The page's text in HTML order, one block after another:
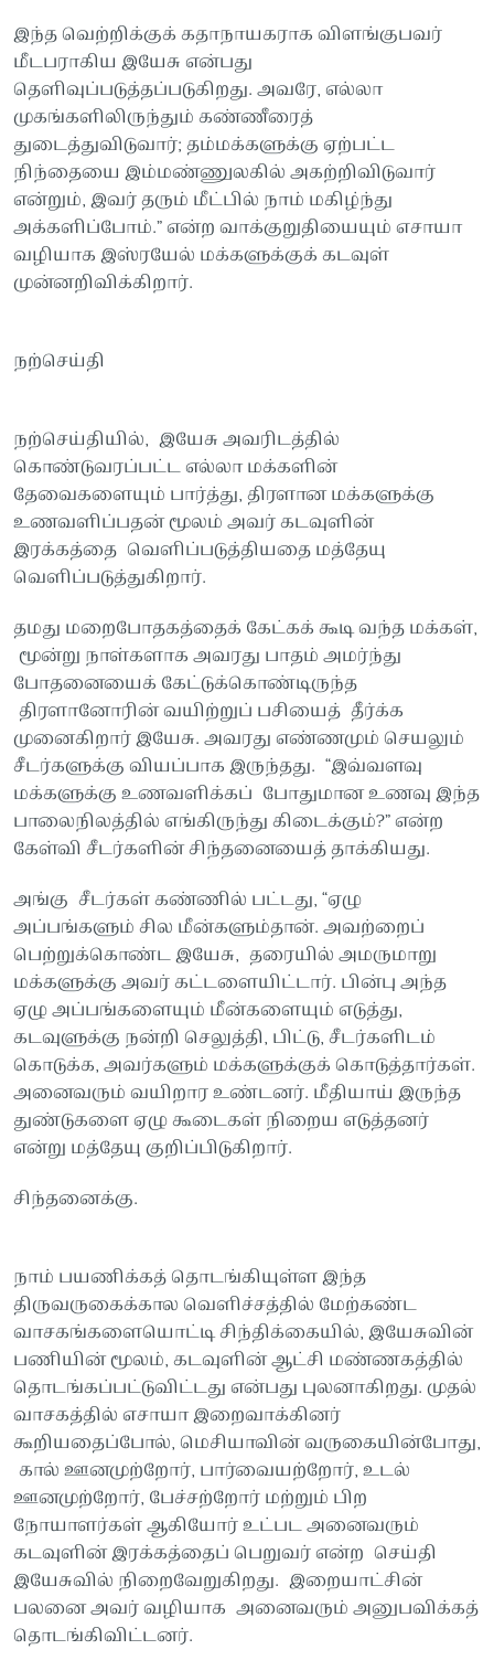
இந்த வெற்றிக்குக் கதாநாயகராக விளங்குபவர்
மீடபராகிய இயேசு என்பது
தெளிவுப்படுத்தப்படுகிறது. அவரே, எல்லா
முகங்களிலிருந்தும் கண்ணீரைத்
துடைத்துவிடுவார்; தம்மக்களுக்கு ஏற்பட்ட
நிந்தையை இம்மண்ணுலகில் அகற்றிவிடுவார்
என்றும், இவர் தரும் மீட்பில் நாம் மகிழ்ந்து
அக்களிப்போம்.” என்ற வாக்குறுதியையும் எசாயா
வழியாக இஸ்ரயேல் மக்களுக்குக் கடவுள்
முன்னறிவிக்கிறார்.
நற்செய்தி
நற்செய்தியில், இயேசு அவரிடத்தில்
கொண்டுவரப்பட்ட எல்லா மக்களின்
தேவைகளையும் பார்த்து, திரளான மக்களுக்கு
உணவளிப்பதன் மூலம் அவர் கடவுளின்
இரக்கத்தை வெளிப்படுத்தியதை மத்தேயு
வெளிப்படுத்துகிறார்.
தமது மறைபோதகத்தைக் கேட்கக் கூடி வந்த மக்கள்,
மூன்று நாள்களாக அவரது பாதம் அமர்ந்து
போதனையைக் கேட்டுக்கொண்டிருந்த
திரளானோரின் வயிற்றுப் பசியைத் தீர்க்க
முனைகிறார் இயேசு. அவரது எண்ணமும் செயலும்
சீடர்களுக்கு வியப்பாக இருந்தது. “இவ்வளவு
மக்களுக்கு உணவளிக்கப் போதுமான உணவு இந்த
பாலைநிலத்தில் எங்கிருந்து கிடைக்கும்?” என்ற
கேள்வி சீடர்களின் சிந்தனையைத் தாக்கியது.
அங்கு சீடர்கள் கண்ணில் பட்டது, “ஏழு
அப்பங்களும் சில மீன்களும்தான். அவற்றைப்
பெற்றுக்கொண்ட இயேசு, தரையில் அமருமாறு
மக்களுக்கு அவர் கட்டளையிட்டார். பின்பு அந்த
ஏழு அப்பங்களையும் மீன்களையும் எடுத்து,
கடவுளுக்கு நன்றி செலுத்தி, பிட்டு, சீடர்களிடம்
கொடுக்க, அவர்களும் மக்களுக்குக் கொடுத்தார்கள்.
அனைவரும் வயிறார உண்டனர். மீதியாய் இருந்த
துண்டுகளை ஏழு கூடைகள் நிறைய எடுத்தனர்
என்று மத்தேயு குறிப்பிடுகிறார்.
சிந்தனைக்கு.
நாம் பயணிக்கத் தொடங்கியுள்ள இந்த
திருவருகைக்கால வெளிச்சத்தில் மேற்கண்ட
வாசகங்களையொட்டி சிந்திக்கையில், இயேசுவின்
பணியின் மூலம், கடவுளின் ஆட்சி மண்ணகத்தில்
தொடங்கப்பட்டுவிட்டது என்பது புலனாகிறது. முதல்
வாசகத்தில் எசாயா இறைவாக்கினர்
கூறியதைப்போல், மெசியாவின் வருகையின்போது,
கால் ஊனமுற்றோர், பார்வையற்றோர், உடல்
ஊனமுற்றோர், பேச்சற்றோர் மற்றும் பிற
நோயாளர்கள் ஆகியோர் உட்பட அனைவரும்
கடவுளின் இரக்கத்தைப் பெறுவர் என்ற செய்தி
இயேசுவில் நிறைவேறுகிறது. இறையாட்சின்
பலனை அவர் வழியாக அனைவரும் அனுபவிக்கத்
தொடங்கிவிட்டனர்.